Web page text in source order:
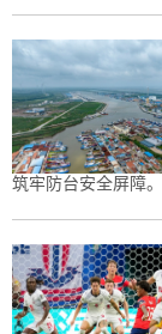
筑牢防台安全屏障。